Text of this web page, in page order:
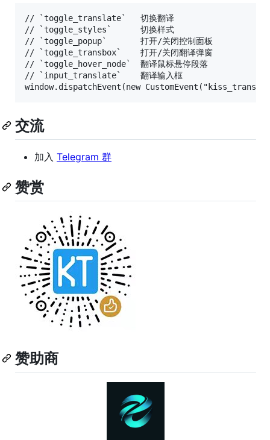
// `toggle_translate`   切换翻译
// `toggle_styles`      切换样式
// `toggle_popup`       打开/关闭控制面板
// `toggle_transbox`    打开/关闭翻译弹窗
// `toggle_hover_node`  翻译鼠标悬停段落
// `input_translate`    翻译输入框
交流
加入 Telegram 群
赞赏
赞助商